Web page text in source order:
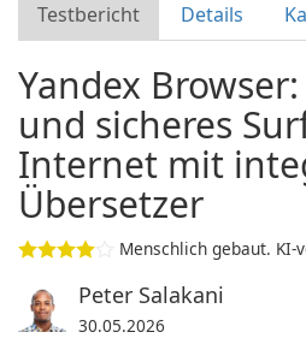
Testbericht Details
Yandex
und sicheres
Internet mit
Übersetzer
Menschlich gebaut. KI-
Peter Salakani
30.05.2026